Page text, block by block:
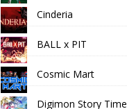
Cinderia
BALL x PIT
Cosmic Mart
Digimon Story